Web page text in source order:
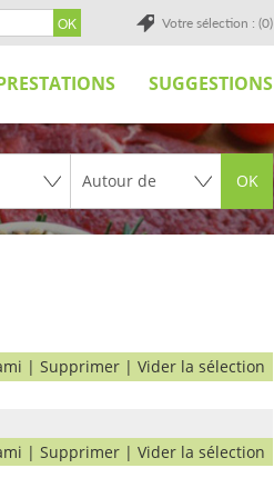
Votre sélection : (0)
SUGGESTIONS
OK
| Supprimer | Vider la sélection
| Supprimer | Vider la sélection